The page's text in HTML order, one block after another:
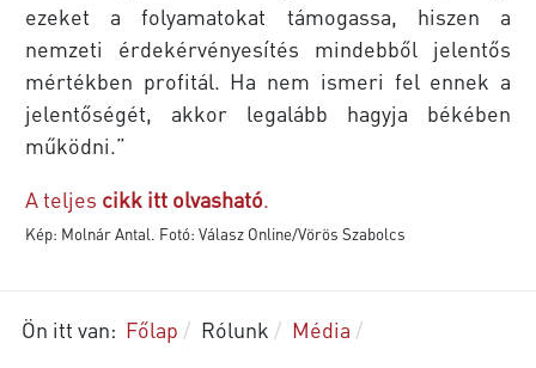
ezeket a folyamatokat támogassa, hiszen a
nemzeti érdekérvényesítés mindebből jelentős
mértékben profitál. Ha nem ismeri fel ennek a
jelentőségét, akkor legalább hagyja békében
működni.”
A teljes cikk itt olvasható.
Kép: Molnár Antal. Fotó: Válasz Online/Vörös Szabolcs
Ön itt van: Főlap Rólunk
Média